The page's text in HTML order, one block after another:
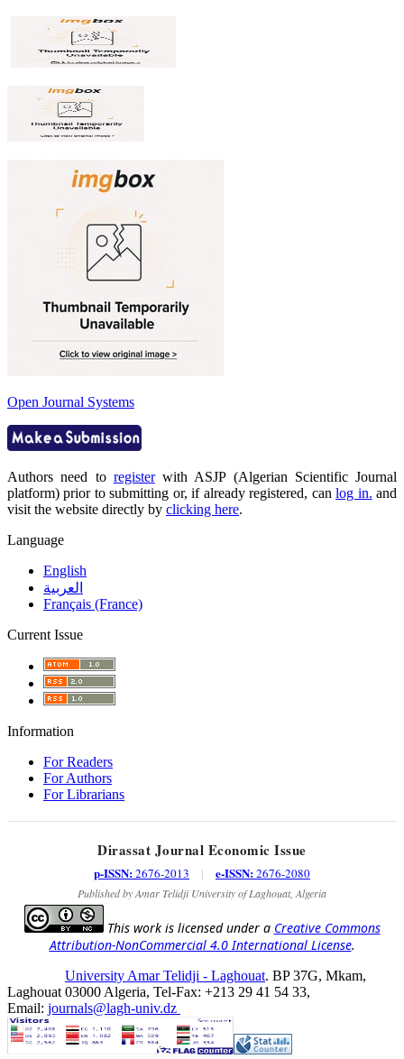
Open Journal Systems
Authors need to registerwith ASJP (Algerian Scientific Journal
platform) prior to submitting or, if already registered, canlog in. and
visit the website directly by clicking here.
Language
English
العربية
Français (France)
Current Issue
Information
For Readers
For Authors
For Librarians
Dirassat Journal Economic Issue
p-ISSN:2676-2013 | e-ISSN:2676-2080
Published by Amar Telidji University of Laghouat, Algeria
This work is licensed under a Creative Commons
Attribution-NonCommercial 4.0 International License.
University Amar Telidji - Laghouat. BP 37G, Mkam,
Laghouat 03000 Algeria, Tel-Fax: +213 29 41 54 33,
Email: journals@lagh-univ.dz